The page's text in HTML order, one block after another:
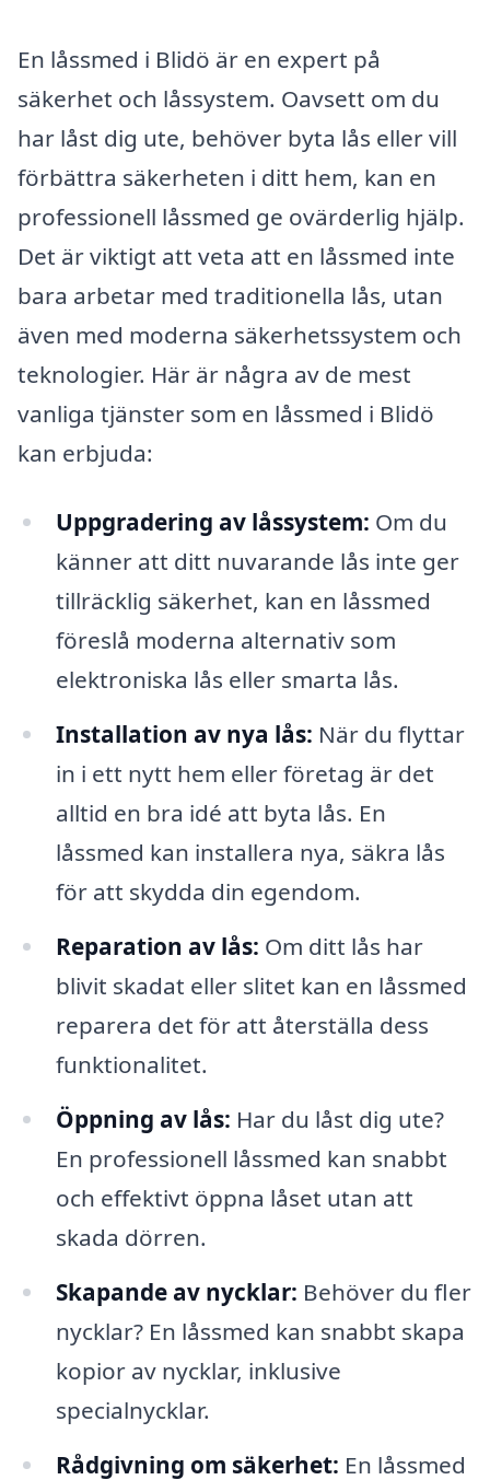
En låssmed i Blidö är en expert på
säkerhet och låssystem. Oavsett om du
har låst dig ute, behöver byta lås eller vill
förbättra säkerheten i ditt hem, kan en
professionell låssmed ge ovärderlig hjälp.
Det är viktigt att veta att en låssmed inte
bara arbetar med traditionella lås, utan
även med moderna säkerhetssystem och
teknologier. Här är några av de mest
vanliga tjänster som en låssmed i Blidö
kan erbjuda:
Uppgradering av låssystem: Om du
känner att ditt nuvarande lås inte ger
tillräcklig säkerhet, kan en låssmed
föreslå moderna alternativ som
elektroniska lås eller smarta lås.
Installation av nya lås: När du flyttar
in i ett nytt hem eller företag är det
alltid en bra idé att byta lås. En
låssmed kan installera nya, säkra lås
för att skydda din egendom.
Reparation av lås: Om ditt lås har
blivit skadat eller slitet kan en låssmed
reparera det för att återställa dess
funktionalitet.
Öppning av lås: Har du låst dig ute?
En professionell låssmed kan snabbt
och effektivt öppna låset utan att
skada dörren.
Skapande av nycklar: Behöver du fler
nycklar? En låssmed kan snabbt skapa
kopior av nycklar, inklusive
specialnycklar.
Rådgivning om säkerhet: En låssmed